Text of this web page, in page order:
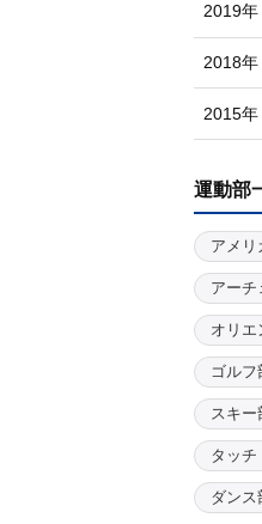
2019年
2018年
2015年
運動部
アメリ
アーチ
オリエ
ゴルフ
スキー
タッチ
ダンス